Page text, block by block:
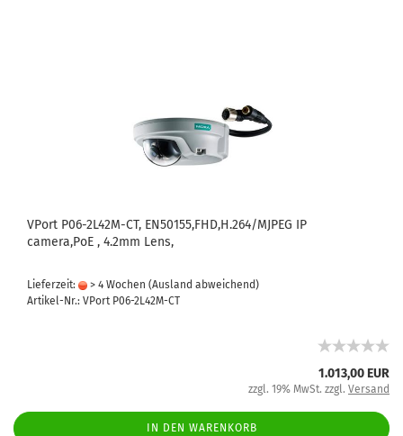
VPort P06-2L42M-CT, EN50155,FHD,H.264/MJPEG IP
camera,PoE , 4.2mm Lens,
Lieferzeit: > 4 Wochen (Ausland abweichend)
Artikel-Nr.: VPort P06-2L42M-CT
1.013,00 EUR
zzgl. 19% MwSt. zzgl. Versand
IN DEN WARENKORB